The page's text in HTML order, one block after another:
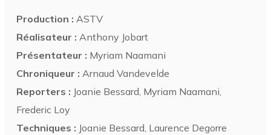
Production : ASTV
Réalisateur : Anthony Jobart
Présentateur : Myriam Naamani
Chroniqueur : Arnaud Vandevelde
Reporters : Joanie Bessard, Myriam Naamani,
Frederic Loy
Techniques : Joanie Bessard, Laurence Degorre